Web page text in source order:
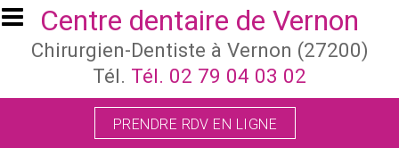
Aller au contenu principal
Centre dentaire de Vernon
Chirurgien-Dentiste à Vernon (27200)
Tél. Tél. 02 79 04 03 02
PRENDRE RDV EN LIGNE